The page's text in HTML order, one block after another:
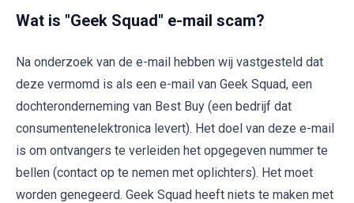
Wat is "Geek Squad" e-mail scam?
Na onderzoek van de e-mail hebben wij vastgesteld dat
deze vermomd is als een e-mail van Geek Squad, een
dochteronderneming van Best Buy (een bedrijf dat
consumentenelektronica levert). Het doel van deze e-mail
is om ontvangers te verleiden het opgegeven nummer te
bellen (contact op te nemen met oplichters). Het moet
worden genegeerd. Geek Squad heeft niets te maken met